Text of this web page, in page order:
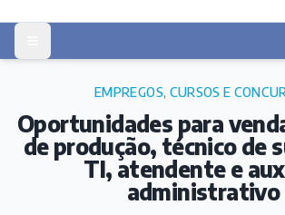
EMPREGOS, CURSOS E
Oportunidades para
de produção, técnico de
TI, atendente e
administrativo